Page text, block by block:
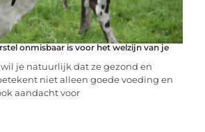
onmisbaar is voor het welzijn van je
je natuurlijk dat ze gezond en
niet alleen goede voeding en
aandacht voor